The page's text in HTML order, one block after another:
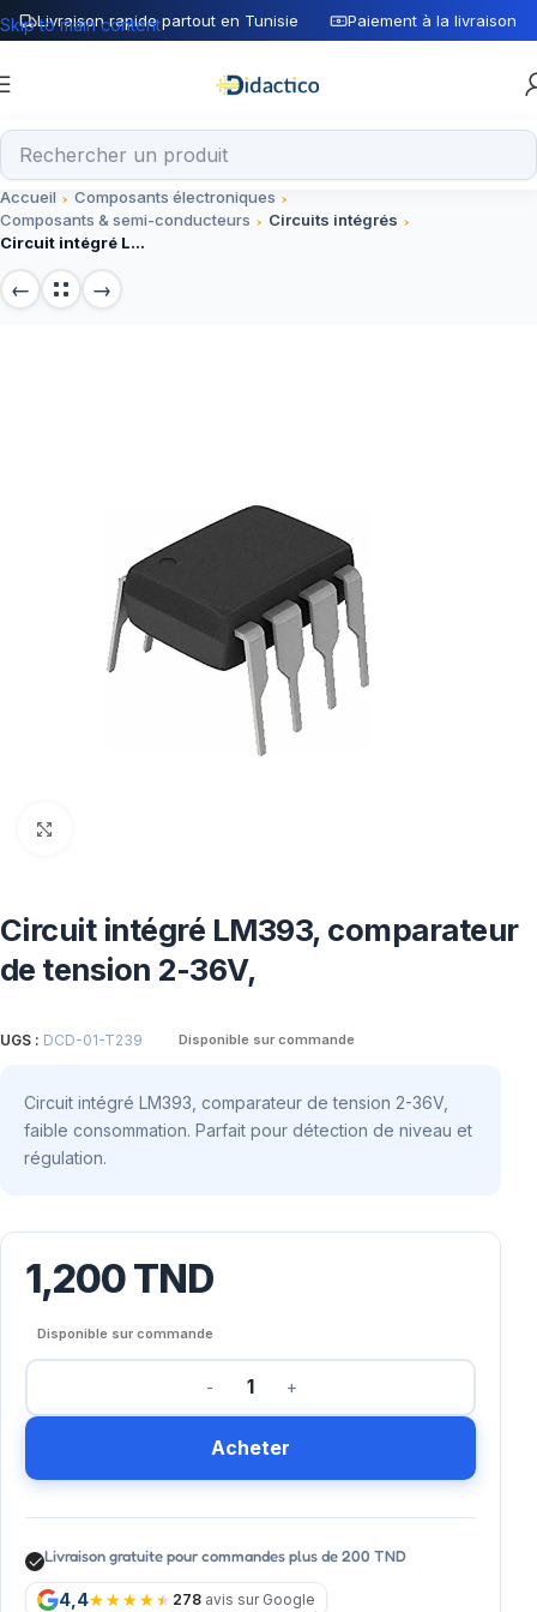
Livraison rapide partout en Tunisie Paiement à la livraison
Skip to main content
Accueil
Composants électroniques
Composants & semi-conducteurs
Circuits intégrés
Circuit intégré LM393, comparateur de tension 2-36V,
Circuit intégré LM393, comparateur
de tension 2-36V,
UGS : DCD-01-T239 Disponible sur commande
Circuit intégré LM393, comparateur de tension 2-36V,
faible consommation. Parfait pour détection de niveau et
régulation.
1,200TND
Disponible sur commande
Acheter
Livraison gratuite pour commandes plus de 200 TND
4,4 278 avis sur Google